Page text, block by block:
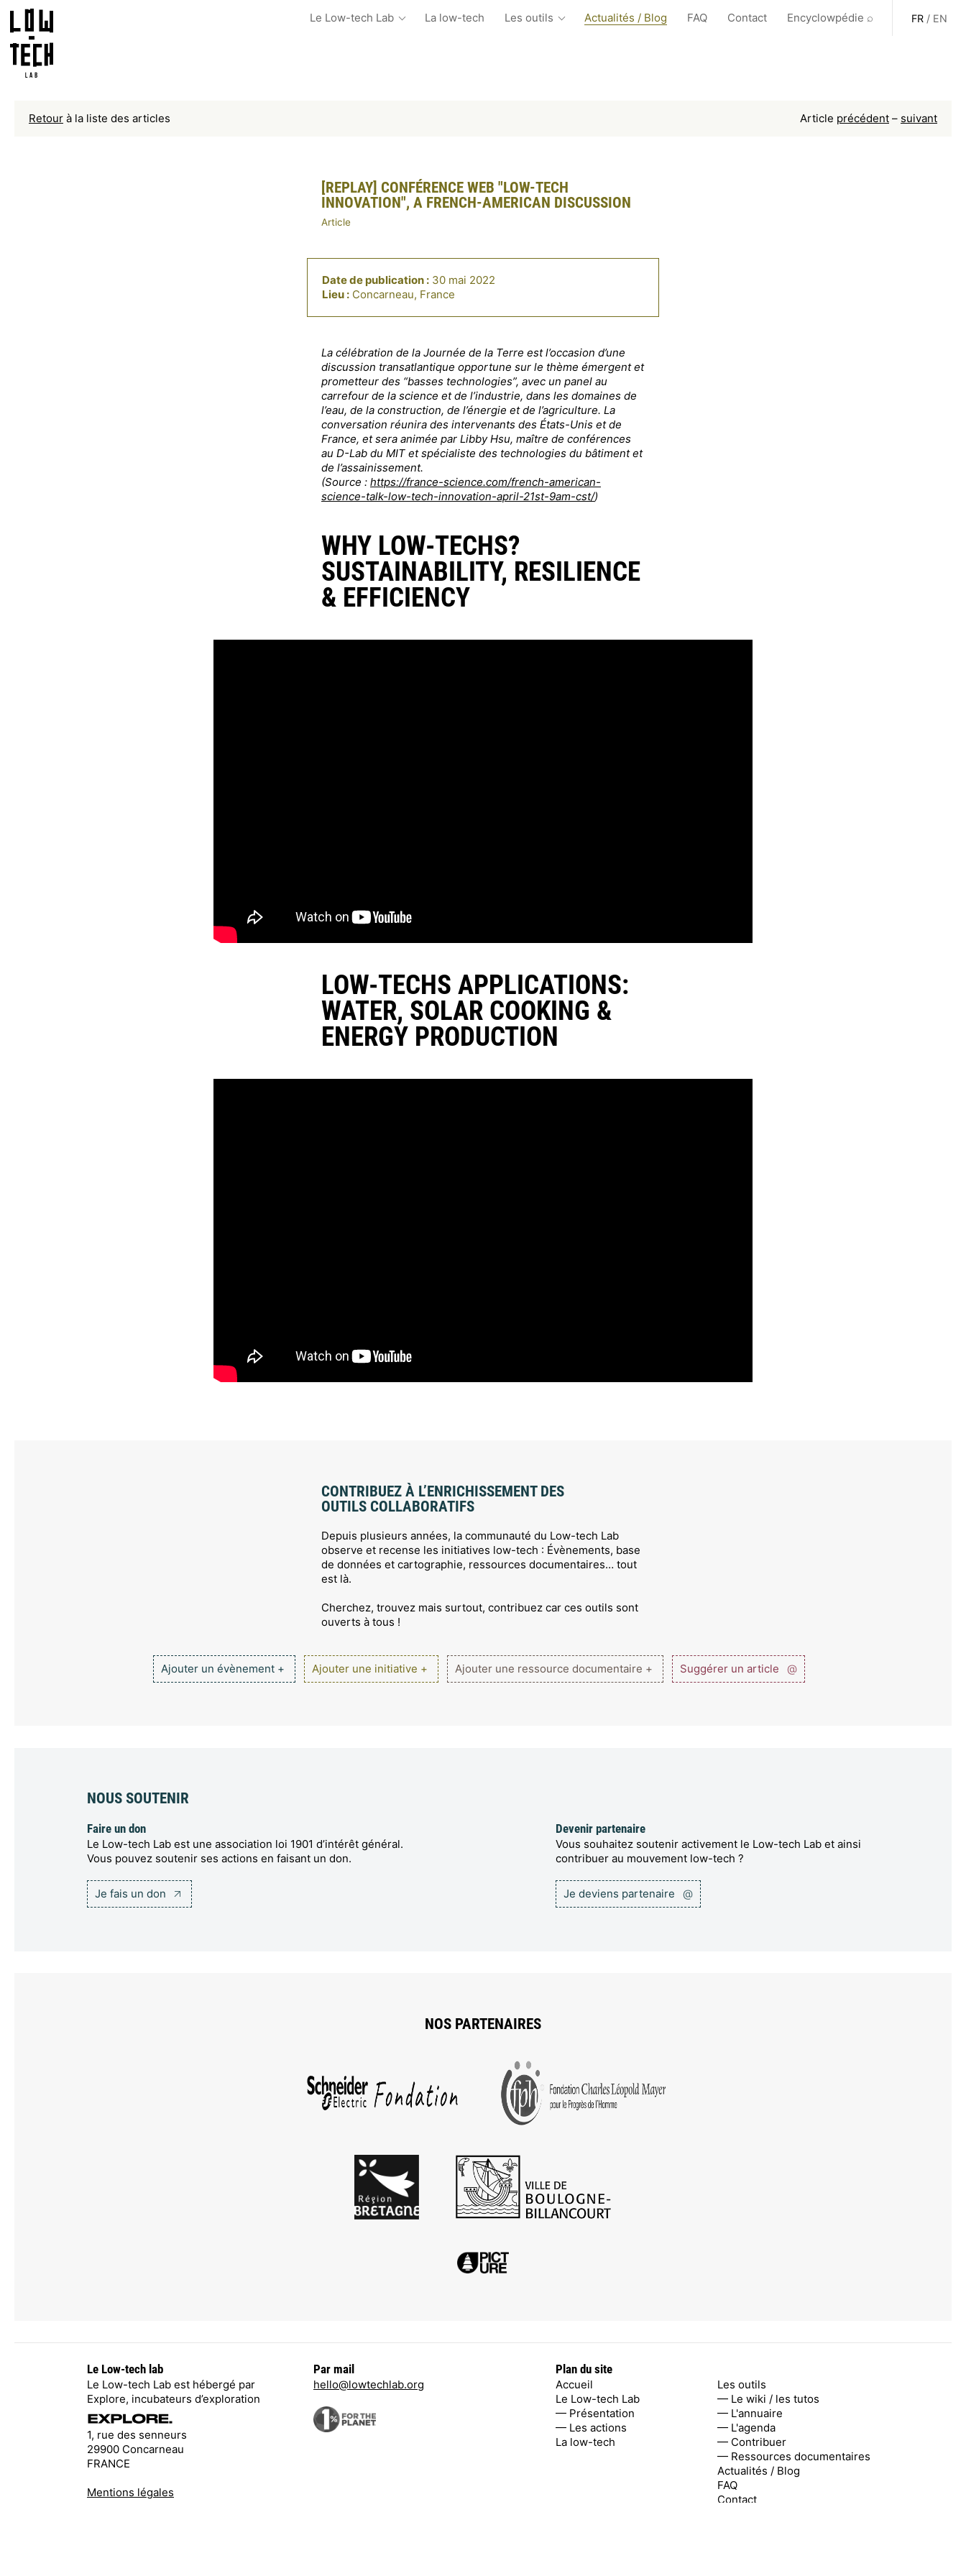
Le Low-tech Lab La low-tech Les outils Actualités / Blog FAQ Contact Encyclowpédie ⌕ FR / EN
Retour à la liste des articles Article précédent – suivant
[REPLAY] CONFÉRENCE WEB "LOW-TECH
INNOVATION", A FRENCH-AMERICAN DISCUSSION
Article
Date de publication : 30 mai 2022
Lieu : Concarneau, France
La célébration de la Journée de la Terre est l’occasion d’une
discussion transatlantique opportune sur le thème émergent et
prometteur des “basses technologies”, avec un panel au
carrefour de la science et de l’industrie, dans les domaines de
l’eau, de la construction, de l’énergie et de l’agriculture. La
conversation réunira des intervenants des États-Unis et de
France, et sera animée par Libby Hsu, maître de conférences
au D-Lab du MIT et spécialiste des technologies du bâtiment et
de l’assainissement.
(Source : https://france-science.com/french-american-
science-talk-low-tech-innovation-april-21st-9am-cst/)
WHY LOW-TECHS?
SUSTAINABILITY, RESILIENCE
& EFFICIENCY
LOW-TECHS APPLICATIONS:
WATER, SOLAR COOKING &
ENERGY PRODUCTION
CONTRIBUEZ À L’ENRICHISSEMENT DES
OUTILS COLLABORATIFS
Depuis plusieurs années, la communauté du Low-tech Lab
observe et recense les initiatives low-tech : Évènements, base
de données et cartographie, ressources documentaires… tout
est là.
Cherchez, trouvez mais surtout, contribuez car ces outils sont
ouverts à tous !
Ajouter un évènement + Ajouter une initiative + Ajouter une ressource documentaire + Suggérer un article @
NOUS SOUTENIR
Faire un don
Le Low-tech Lab est une association loi 1901 d’intérêt général.
Vous pouvez soutenir ses actions en faisant un don.
Je fais un don
Devenir partenaire
Vous souhaitez soutenir activement le Low-tech Lab et ainsi
contribuer au mouvement low-tech ?
Je deviens partenaire @
NOS PARTENAIRES
Le Low-tech lab
Le Low-tech Lab est hébergé par
Explore, incubateurs d’exploration
1, rue des senneurs
29900 Concarneau
FRANCE
Mentions légales
Par mail
hello@lowtechlab.org
Plan du site
Accueil
Le Low-tech Lab
— Présentation
— Les actions
La low-tech
Les outils
— Le wiki / les tutos
— L'annuaire
— L'agenda
— Contribuer
— Ressources documentaires
Actualités / Blog
FAQ
Contact